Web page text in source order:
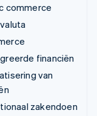
commerce
financiën
van
zakendoen